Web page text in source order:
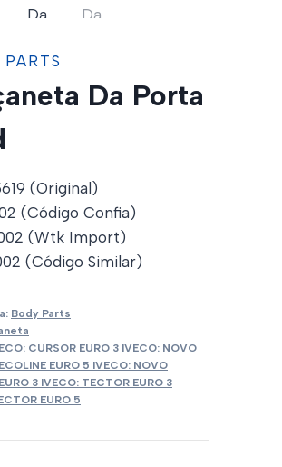
Da Porta
(Original)
(Código Confia)
(Wtk Import)
(Código Similar)
Body Parts
CURSOR EURO 3 IVECO: NOVO
EURO 5 IVECO: NOVO
3 IVECO: TECTOR EURO 3
EURO 5